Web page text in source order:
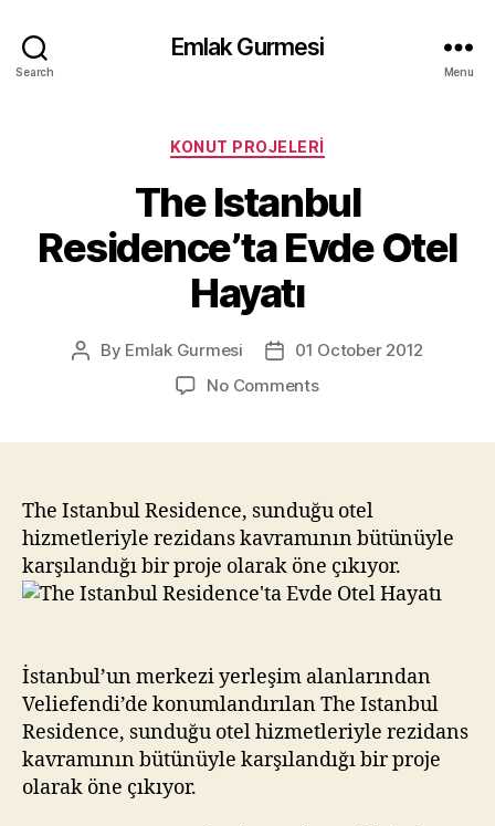
Search
Emlak Gurmesi
Menu
Categories
KONUT PROJELERI
The Istanbul
Residence’ta Evde Otel
Hayatı
Post
By Emlak Gurmesi
Post01 October 2012
No Commentson
Otel
Hayatı
The Istanbul Residence, sunduğu otel
hizmetleriyle rezidans kavramının bütünüyle
karşılandığı bir proje olarak öne çıkıyor.
İstanbul’un merkezi yerleşim alanlarından
Veliefendi’de konumlandırılan The Istanbul
Residence, sunduğu otel hizmetleriyle rezidans
kavramının bütünüyle karşılandığı bir proje
olarak öne çıkıyor.